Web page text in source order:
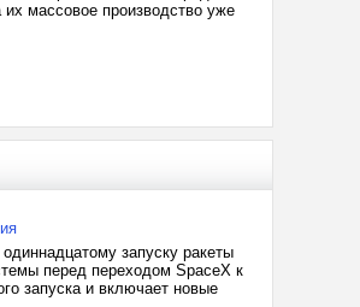
массовое производство уже
запуску ракеты
перед переходом SpaceX к
запуска и включает новые